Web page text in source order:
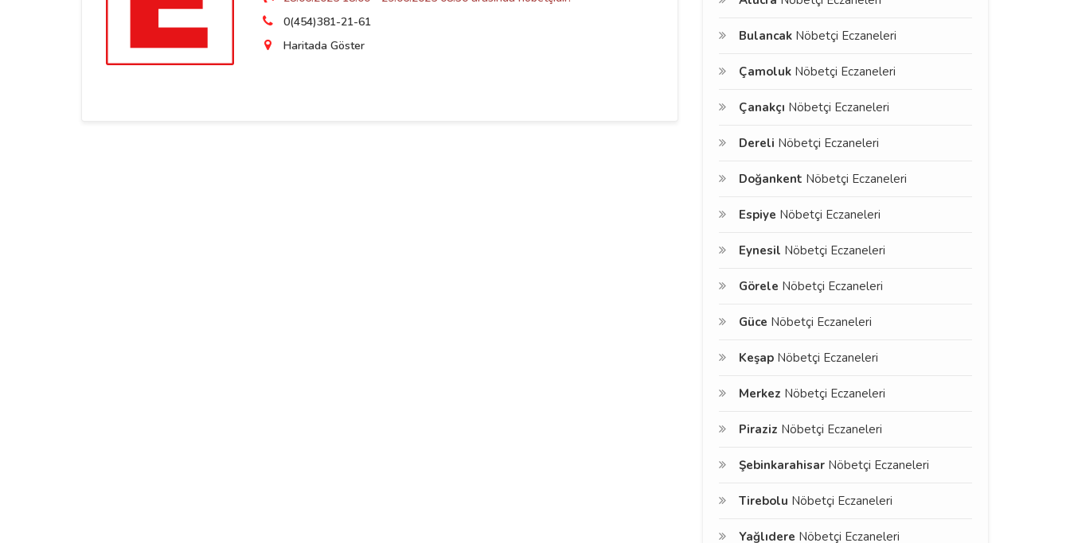
0(454)381-21-61
Haritada Göster
Bulancak Nöbetçi Eczaneleri
Çamoluk Nöbetçi Eczaneleri
Çanakçı Nöbetçi Eczaneleri
Dereli Nöbetçi Eczaneleri
Doğankent Nöbetçi Eczaneleri
Espiye Nöbetçi Eczaneleri
Eynesil Nöbetçi Eczaneleri
Görele Nöbetçi Eczaneleri
Güce Nöbetçi Eczaneleri
Keşap Nöbetçi Eczaneleri
Merkez Nöbetçi Eczaneleri
Piraziz Nöbetçi Eczaneleri
Şebinkarahisar Nöbetçi Eczaneleri
Tirebolu Nöbetçi Eczaneleri
Yağlıdere Nöbetçi Eczaneleri